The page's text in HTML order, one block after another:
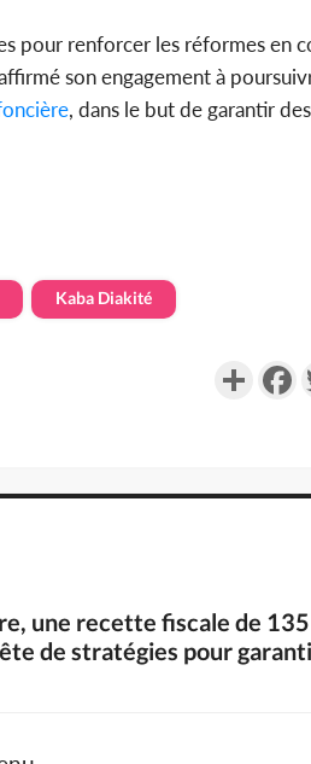
pour renforcer les réformes en
son engagement à
, dans le but de garantir
Kaba Diakité
une recette fiscale de 135
de stratégies pour